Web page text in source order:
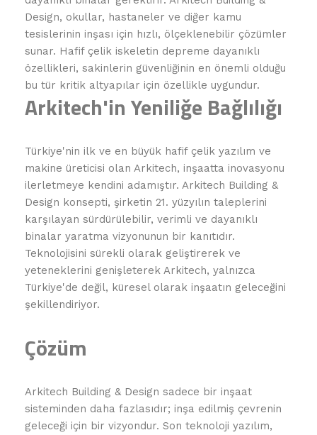
Design, okullar, hastaneler ve diğer kamu
tesislerinin inşası için hızlı, ölçeklenebilir çözümler
sunar. Hafif çelik iskeletin depreme dayanıklı
özellikleri, sakinlerin güvenliğinin en önemli olduğu
bu tür kritik altyapılar için özellikle uygundur.
Arkitech'in Yeniliğe Bağlılığı
Türkiye'nin ilk ve en büyük hafif çelik yazılım ve
makine üreticisi olan Arkitech, inşaatta inovasyonu
ilerletmeye kendini adamıştır. Arkitech Building &
Design konsepti, şirketin 21. yüzyılın taleplerini
karşılayan sürdürülebilir, verimli ve dayanıklı
binalar yaratma vizyonunun bir kanıtıdır.
Teknolojisini sürekli olarak geliştirerek ve
yeteneklerini genişleterek Arkitech, yalnızca
Türkiye'de değil, küresel olarak inşaatın geleceğini
şekillendiriyor.
Çözüm
Arkitech Building & Design sadece bir inşaat
sisteminden daha fazlasıdır; inşa edilmiş çevrenin
geleceği için bir vizyondur. Son teknoloji yazılım,